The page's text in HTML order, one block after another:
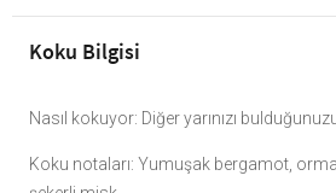
Koku Bilgisi
Nasıl kokuyor: Diğer yarınızı
Koku notaları: Yumuşak bergamot,